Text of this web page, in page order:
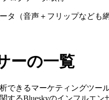
タ（音声＋フリップなども
ーの一覧
できるマーケティングツー